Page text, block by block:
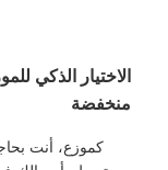
الاختيار الذكي
منخفضة
كموزع، أنت